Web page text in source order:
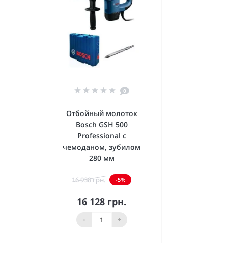
Шурупы
Щетки зачистные
0
Отбойный молоток
Bosch GSH 500
Professional с
чемоданом, зубилом
280 мм
16 938 грн. -5%
16 128 грн.
- +
В корзину